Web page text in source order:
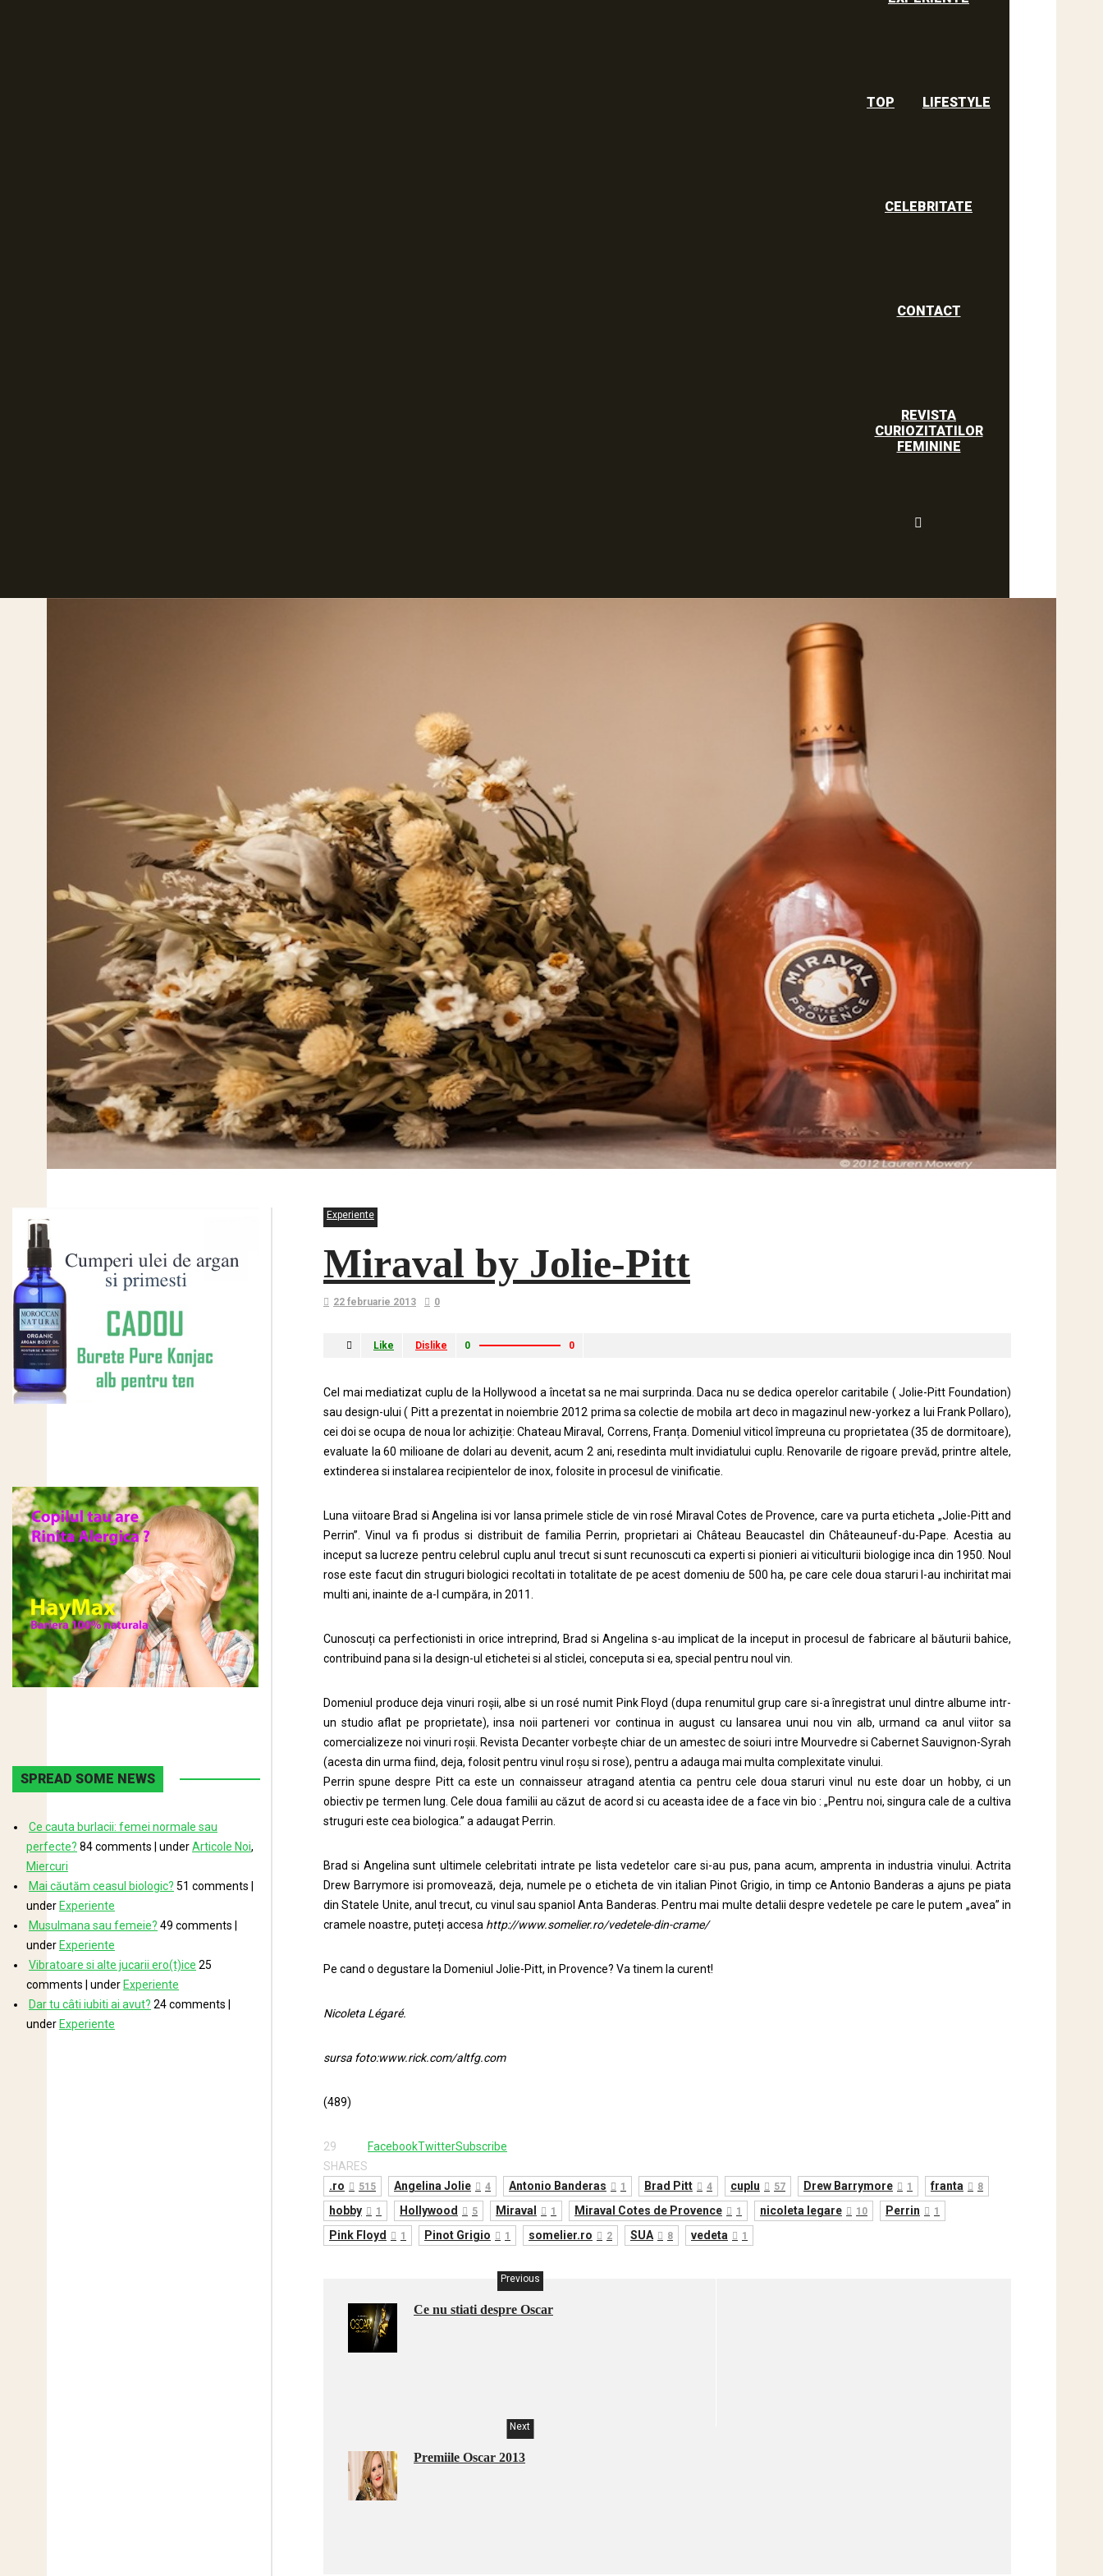
TOP LIFESTYLE
CELEBRITATE
CONTACT
REVISTA
CURIOZITATILOR
FEMININE
Experiente
Miraval by Jolie-Pitt
22 februarie 2013 0
Like Dislike 0 0
Cel mai mediatizat cuplu de la Hollywood a încetat sa ne mai surprinda. Daca nu se dedica operelor caritabile ( Jolie-Pitt Foundation)
sau design-ului ( Pitt a prezentat in noiembrie 2012 prima sa colectie de mobila art deco in magazinul new-yorkez a lui Frank Pollaro),
cei doi se ocupa de noua lor achiziție: Chateau Miraval, Correns, Franța. Domeniul viticol împreuna cu proprietatea (35 de dormitoare),
evaluate la 60 milioane de dolari au devenit, acum 2 ani, resedinta mult invidiatului cuplu. Renovarile de rigoare prevăd, printre altele,
extinderea si instalarea recipientelor de inox, folosite in procesul de vinificatie.
Luna viitoare Brad si Angelina isi vor lansa primele sticle de vin rosé Miraval Cotes de Provence, care va purta eticheta „Jolie-Pitt and
Perrin”. Vinul va fi produs si distribuit de familia Perrin, proprietari ai Château Beaucastel din Châteauneuf-du-Pape. Acestia au
inceput sa lucreze pentru celebrul cuplu anul trecut si sunt recunoscuti ca experti si pionieri ai viticulturii biologige inca din 1950. Noul
rose este facut din struguri biologici recoltati in totalitate de pe acest domeniu de 500 ha, pe care cele doua staruri l-au inchiritat mai
multi ani, inainte de a-l cumpăra, in 2011.
Cunoscuți ca perfectionisti in orice intreprind, Brad si Angelina s-au implicat de la inceput in procesul de fabricare al băuturii bahice,
contribuind pana si la design-ul etichetei si al sticlei, conceputa si ea, special pentru noul vin.
Domeniul produce deja vinuri roșii, albe si un rosé numit Pink Floyd (dupa renumitul grup care si-a înregistrat unul dintre albume intr-
un studio aflat pe proprietate), insa noii parteneri vor continua in august cu lansarea unui nou vin alb, urmand ca anul viitor sa
comercializeze noi vinuri roșii. Revista Decanter vorbește chiar de un amestec de soiuri intre Mourvedre si Cabernet Sauvignon-Syrah
(acesta din urma fiind, deja, folosit pentru vinul roșu si rose), pentru a adauga mai multa complexitate vinului.
Perrin spune despre Pitt ca este un connaisseur atragand atentia ca pentru cele doua staruri vinul nu este doar un hobby, ci un
obiectiv pe termen lung. Cele doua familii au căzut de acord si cu aceasta idee de a face vin bio : „Pentru noi, singura cale de a cultiva
struguri este cea biologica.” a adaugat Perrin.
Brad si Angelina sunt ultimele celebritati intrate pe lista vedetelor care si-au pus, pana acum, amprenta in industria vinului. Actrita
Drew Barrymore isi promovează, deja, numele pe o eticheta de vin italian Pinot Grigio, in timp ce Antonio Banderas a ajuns pe piata
din Statele Unite, anul trecut, cu vinul sau spaniol Anta Banderas. Pentru mai multe detalii despre vedetele pe care le putem „avea” in
cramele noastre, puteți accesa http://www.somelier.ro/vedetele-din-crame/
Pe cand o degustare la Domeniul Jolie-Pitt, in Provence? Va tinem la curent!
Nicoleta Légaré.
sursa foto:www.rick.com/altfg.com
(489)
29
SHARES
FacebookTwitterSubscribe
.ro 515 Angelina Jolie 4 Antonio Banderas 1 Brad Pitt 4 cuplu 57 Drew Barrymore 1 franta 8
hobby 1 Hollywood 5 Miraval 1 Miraval Cotes de Provence 1 nicoleta legare 10 Perrin 1
Pink Floyd 1 Pinot Grigio 1 somelier.ro 2 SUA 8 vedeta 1
Previous
Ce nu stiati despre Oscar
Next
Premiile Oscar 2013
SPREAD SOME NEWS
Ce cauta burlacii: femei normale sau
perfecte? 84 comments underArticole Noi,
Miercuri
Mai căutăm ceasul biologic? 51 comments
under Experiente
Musulmana sau femeie? 49 comments
under Experiente
Vibratoare si alte jucarii ero(t)ice 25
comments
under Experiente
Dar tu câti iubiti ai avut? 24 comments
under Experiente